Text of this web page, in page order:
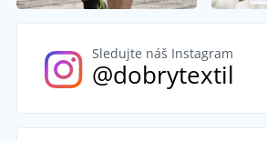
Sledujte náš Instagram
@dobrytextil